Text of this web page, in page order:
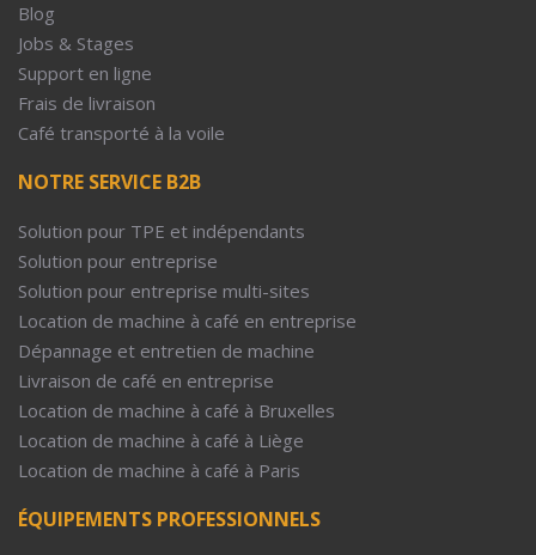
Blog
Jobs & Stages
Support en ligne
Frais de livraison
Café transporté à la voile
NOTRE SERVICE B2B
Solution pour TPE et indépendants
Solution pour entreprise
Solution pour entreprise multi-sites
Location de machine à café en entreprise
Dépannage et entretien de machine
Livraison de café en entreprise
Location de machine à café à Bruxelles
Location de machine à café à Liège
Location de machine à café à Paris
ÉQUIPEMENTS PROFESSIONNELS